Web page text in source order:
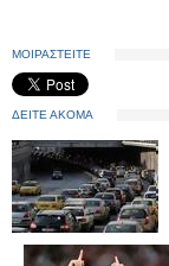
ΜΟΙΡΑΣΤΕΙΤΕ
ΔΕΙΤΕ ΑΚΟΜΑ